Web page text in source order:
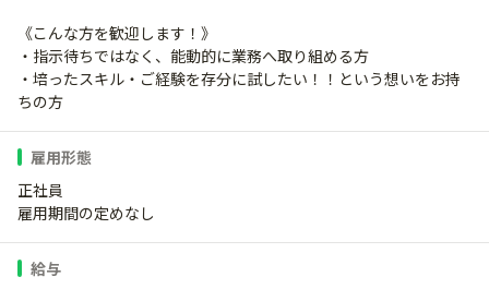
《こんな方を歓迎します！》
・指示待ちではなく、能動的に業務へ取り組める方
・培ったスキル・ご経験を存分に試したい！！という想いをお持
ちの方
雇用形態
正社員
雇用期間の定めなし
給与